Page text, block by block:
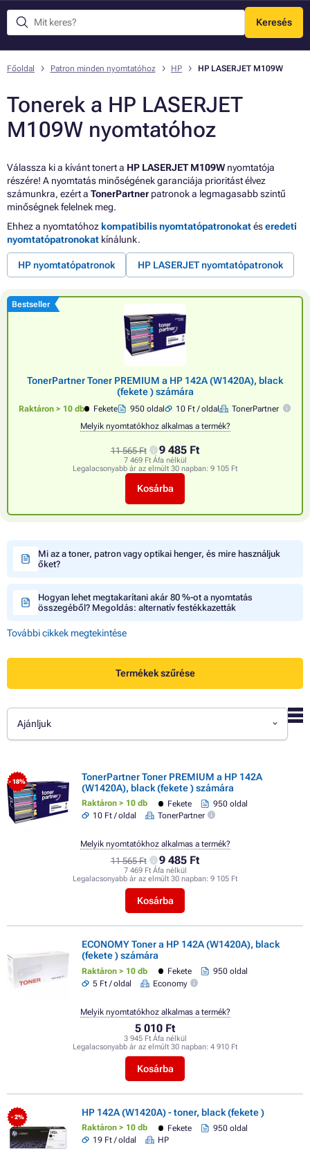
Keresés
Menü
Főoldal Patron minden nyomtatóhoz HP HP LASERJET M109W
Tonerek a HP LASERJET
M109W nyomtatóhoz
Válassza ki a kívánt tonert a HP LASERJET M109W nyomtatója
részére! A nyomtatás minőségének garanciája prioritást élvez
számunkra, ezért a TonerPartner patronok a legmagasabb szintű
minőségnek felelnek meg.
Ehhez a nyomtatóhoz kompatibilis nyomtatópatronokatéseredeti
nyomtatópatronokat kínálunk.
HP nyomtatópatronok HP LASERJET nyomtatópatronok
Bestseller
TonerPartner Toner PREMIUM a HP 142A (W1420A), black
(fekete ) számára
Raktáron > 10 db Fekete 950 oldal 10 Ft / oldal
TonerPartner
Melyik nyomtatókhoz alkalmas a termék?
11 565 Ft 9 485 Ft
7 469 Ft Áfa nélkül
Legalacsonyabb ár az elmúlt 30 napban: 9 105 Ft
Kosárba
Mi az a toner, patron vagy optikai henger, és mire használjuk
őket?
Hogyan lehet megtakarítani akár 80 %-ot a nyomtatás
összegéből? Megoldás: alternatív festékkazetták
További cikkek megtekintése
Termékek szűrése
Ajánljuk
- 18%
TonerPartner Toner PREMIUM a HP 142A
(W1420A), black (fekete ) számára
Raktáron > 10 db Fekete
950 oldal
10 Ft / oldal
TonerPartner
11 565 Ft 9 485 Ft
7 469 Ft Áfa nélkül
Legalacsonyabb ár az elmúlt 30 napban: 9 105 Ft
Kosárba
Melyik nyomtatókhoz alkalmas a termék?
ECONOMY Toner a HP 142A (W1420A), black
(fekete ) számára
Raktáron > 10 db Fekete
950 oldal
5 Ft / oldal
Economy
5 010 Ft
3 945 Ft Áfa nélkül
Legalacsonyabb ár az elmúlt 30 napban: 4 910 Ft
Kosárba
Melyik nyomtatókhoz alkalmas a termék?
- 2% HP 142A (W1420A) - toner, black (fekete )
Raktáron > 10 db Fekete
950 oldal
19 Ft / oldal
HP